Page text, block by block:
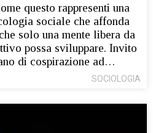
questo rappresenti una
sociale che affonda
solo una mente libera da
possa sviluppare. Invito
di cospirazione ad…
SOCIOLOGIA